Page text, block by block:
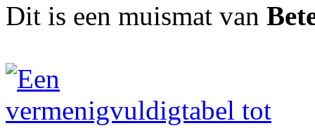
Dit is een muismat van